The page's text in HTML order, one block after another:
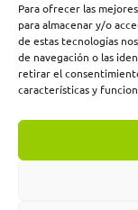
Para ofrecer las
para almacenar y/o
de estas tecnologías
de navegación o las
retirar el
características y
enmarcada en el
fomento de la
Autónoma de
sucesivas
personas
indefinida ordinaria